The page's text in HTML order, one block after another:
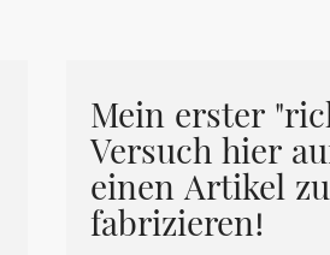
Mein erster
Versuch hier
einen Artikel zu
fabrizieren!